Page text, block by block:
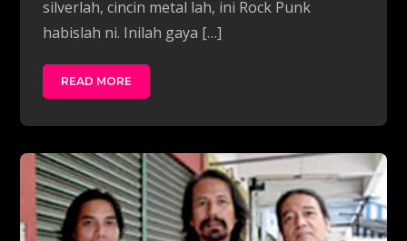
silverlah, cincin metal lah, ini Rock Punk
habislah ni. Inilah gaya […]
READ MORE